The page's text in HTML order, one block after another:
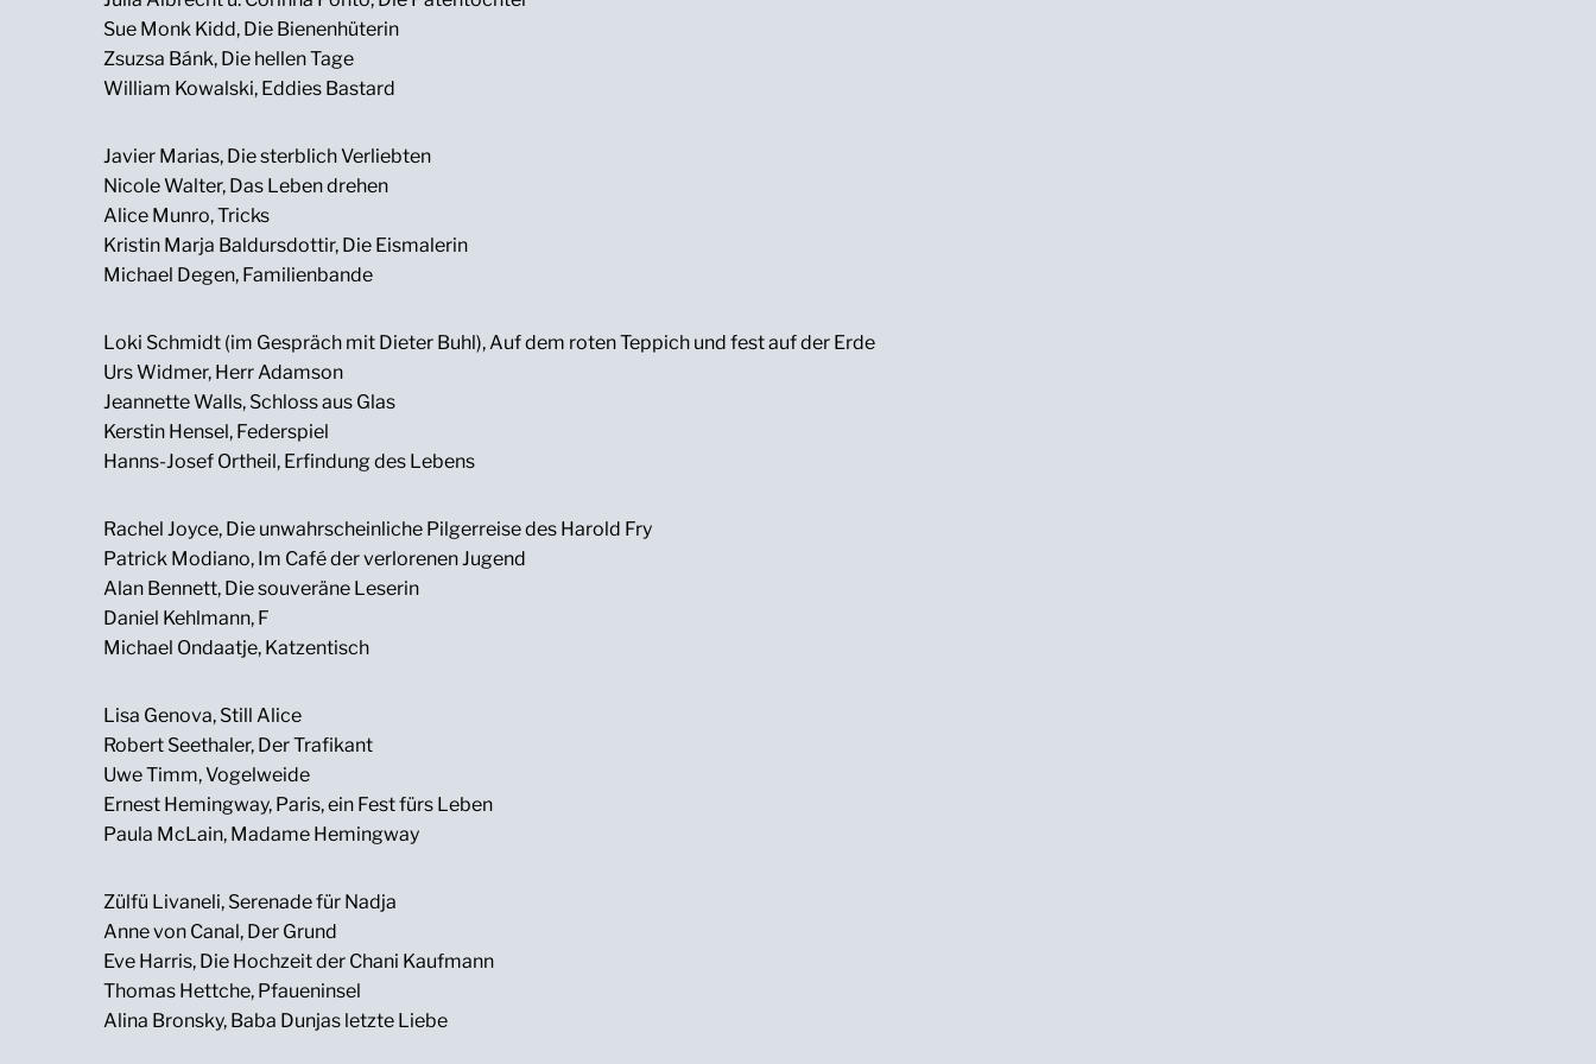
Sue Monk Kidd, Die Bienenhüterin
Zsuzsa Bánk, Die hellen Tage
William Kowalski, Eddies Bastard
Javier Marias, Die sterblich Verliebten
Nicole Walter, Das Leben drehen
Alice Munro, Tricks
Kristin Marja Baldursdottir, Die Eismalerin
Michael Degen, Familienbande
Loki Schmidt (im Gespräch mit Dieter Buhl), Auf dem roten Teppich und fest auf der Erde
Urs Widmer, Herr Adamson
Jeannette Walls, Schloss aus Glas
Kerstin Hensel, Federspiel
Hanns-Josef Ortheil, Erfindung des Lebens
Rachel Joyce, Die unwahrscheinliche Pilgerreise des Harold Fry
Patrick Modiano, Im Café der verlorenen Jugend
Alan Bennett, Die souveräne Leserin
Daniel Kehlmann, F
Michael Ondaatje, Katzentisch
Lisa Genova, Still Alice
Robert Seethaler, Der Trafikant
Uwe Timm, Vogelweide
Ernest Hemingway, Paris, ein Fest fürs Leben
Paula McLain, Madame Hemingway
Zülfü Livaneli, Serenade für Nadja
Anne von Canal, Der Grund
Eve Harris, Die Hochzeit der Chani Kaufmann
Thomas Hettche, Pfaueninsel
Alina Bronsky, Baba Dunjas letzte Liebe